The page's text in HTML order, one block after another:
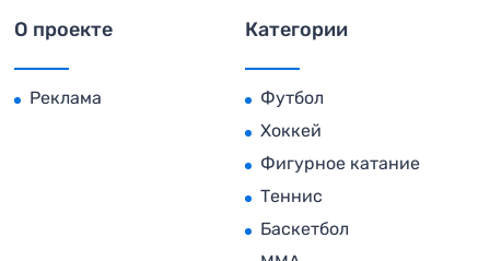
О проекте
Реклама
Категории
Футбол
Хоккей
Фигурное катание
Теннис
Баскетбол